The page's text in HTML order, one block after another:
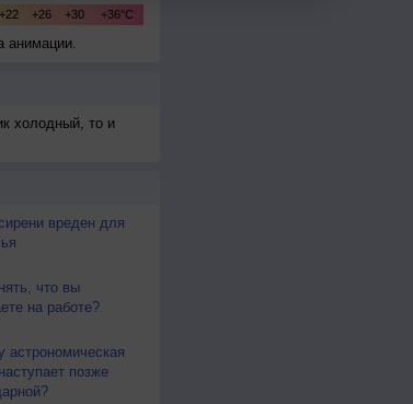
анимации.
холодный, то и
вреден для
что вы
на работе?
астрономическая
позже